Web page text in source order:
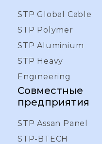
STP Global Cable
STP Polymer
STP Aluminium
STP Heavy
Engıneering
Совместные
предприятия
STP Assan Panel
STP-BTECH